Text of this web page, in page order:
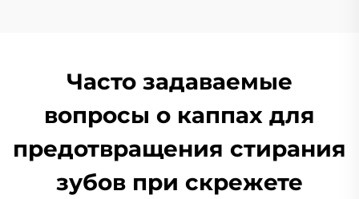
Часто задаваемые
вопросы о каппах для
предотвращения стирания
зубов при скрежете